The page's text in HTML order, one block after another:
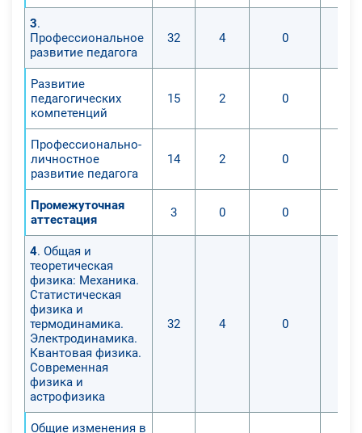
3.
Профессиональное
развитие педагога
32 4 0
Развитие
педагогических
компетенций
15 2 0
Профессионально-
личностное
развитие педагога
14 2 0
Промежуточная
аттестация
3 0 0
4. Общая и
теоретическая
физика: Механика.
Статистическая
физика и
термодинамика.
Электродинамика.
Квантовая физика.
Современная
физика и
астрофизика
32 4 0
Общие изменения в